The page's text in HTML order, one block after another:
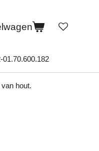
01.70.600.182
hout.